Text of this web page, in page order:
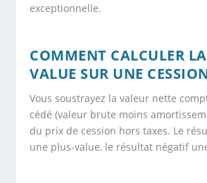
exceptionnelle.
COMMENT CALCULER
VALUE SUR UNE
Vous soustrayez la valeur nette
cédé (valeur brute moins
du prix de cession hors taxes. Le
une plus-value, le résultat négatif